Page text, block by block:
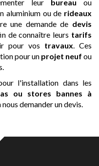
leur bureau ou
aluminium ou de rideaux
une demande de devis
de connaître leurs tarifs
pour vos travaux . Ces
pour un projet neuf ou
l'installation dans les
ou stores bannes
à
nous demander un devis.